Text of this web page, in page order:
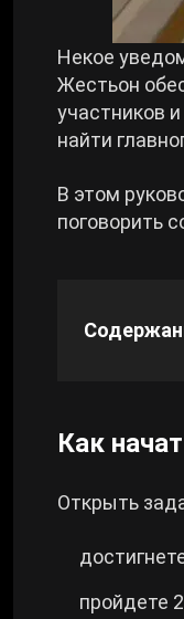
Wuthering
Roblox
Cyberpunk 2077
Некое
Жестьон
участников
найти
В этом
поговорить
Как
Открыть
пройдете